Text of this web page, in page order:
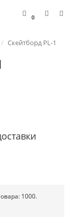
0
Скейтборд PL-1
1000.